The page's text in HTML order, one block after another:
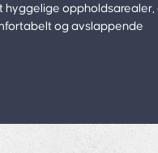
hyggelige oppholdsarealer,
og avslappende